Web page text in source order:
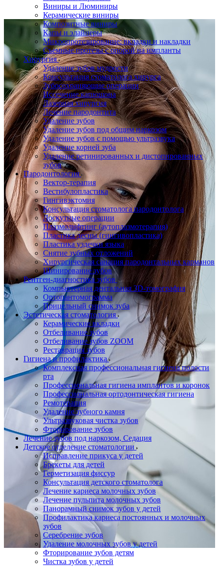
Виниры и Люминиры
Керамические виниры
Композитные виниры
Капы и элайнеры
Микропротезирование: вкладки и накладки
Съемные протезы с опорой на импланты
Хирургия
Удаление зубов мудрости
Консультация стоматолога хирурга
Зубосохраняющие операции
Иссечение капюшона
Лазерная хирургия
Лечение пародонтита
Удаление зубов
Удаление зубов под общим наркозом
Удаление зубов с помощью ультразвука
Удаление корней зуба
Удаление ретинированных и дистопированных
зубов
Пародонтология
Вектор-терапия
Вестибулопластика
Гингивэктомия
Консультация стоматолога пародонтолога
Лоскутные операции
Плазмолифтинг (аутоплазмотерапия)
Пластика десны (гингивопластика)
Пластика уздечки языка
Снятие зубных отложений
Хирургическая санация пародонтальных карманов
Шинирование зубов
Рентген-диагностика зубов
Компьютерная дентальная 3D-томография
Ортопантомограмма
Прицельный снимок зуба
Эстетическая стоматология
Керамические вкладки
Отбеливание зубов
Отбеливание зубов ZOOM
Реставрация зубов
Гигиена и профилактика
Комплексная профессиональная гигиена полости
рта
Профессиональная гигиена имплантов и коронок
Профессиональная ортодонтическая гигиена
Ремотерапия
Удаление зубного камня
Ультразвуковая чистка зубов
Фторирование зубов
Лечение зубов под наркозом, Седация
Детское отделение стоматологии
Исправление прикуса у детей
Брекеты для детей
Герметизация фиссур
Консультация детского стоматолога
Лечение кариеса молочных зубов
Лечение пульпита молочных зубов
Панорамный снимок зубов у детей
Профилактика кариеса постоянных и молочных
зубов
Серебрение зубов
Удаление молочных зубов у детей
Фторирование зубов детям
Чистка зубов у детей